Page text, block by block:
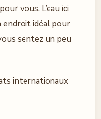
vous. L’eau ici
endroit idéal pour
sentez un peu
internationaux